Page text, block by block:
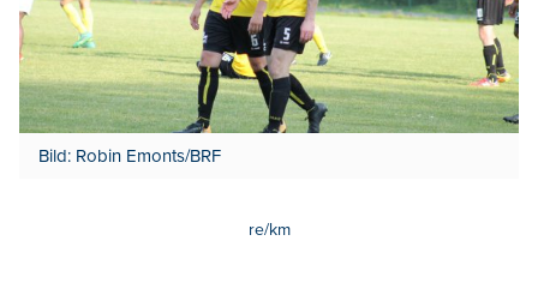
Bild: Robin Emonts/BRF
re/km